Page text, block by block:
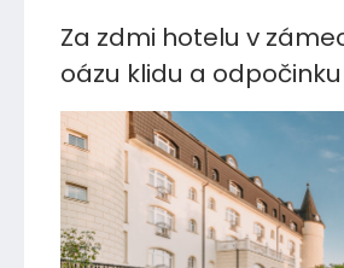
Za zdmi hotelu v
oázu klidu a